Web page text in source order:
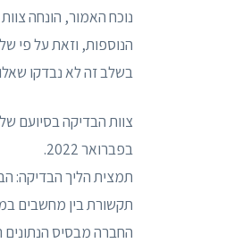
נוכח האמור, הונחה
הנוספות, וזאת על פי
בשלב זה לא נבדקו
בפברואר 2022.
תמצית הליך הבדיקה:
תקשורת בין מחשבים
החברה מבסיס